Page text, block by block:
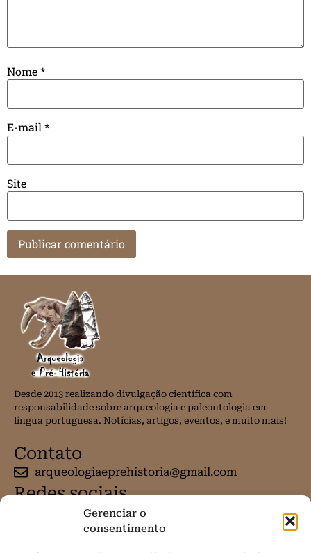
Gerenciar o
consentimento
Nome*
E-mail*
Site
Desde 2013 realizando divulgação científica com
responsabilidade sobre arqueologia e paleontologia em
língua portuguesa. Notícias, artigos, eventos, e muito mais!
Contato
arqueologiaeprehistoria@gmail.com
Redes sociais